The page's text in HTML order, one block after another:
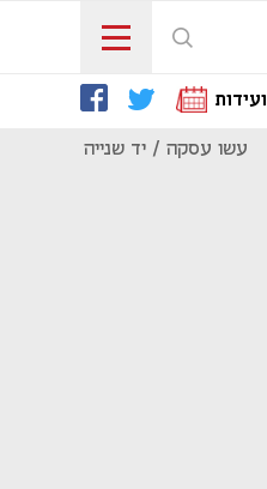
ועידות
עשו עסקה / יד שנייה